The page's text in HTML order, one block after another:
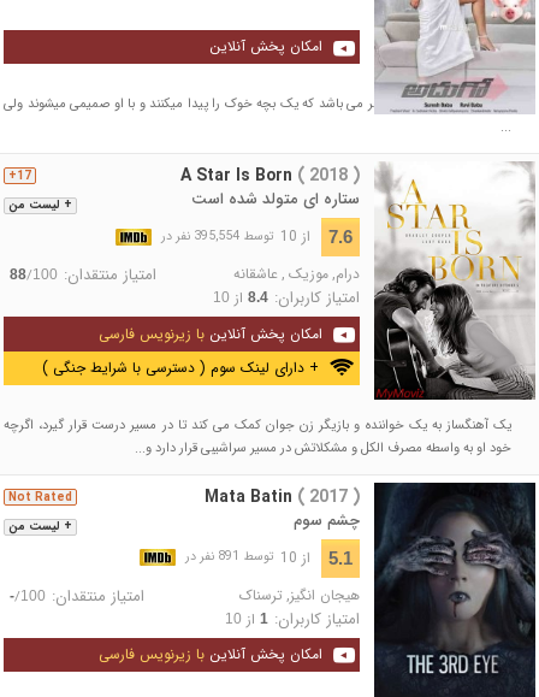
امکان پخش آنلاین
داستان فیلم درباره ی دو نفر می باشد که یک بچه خوک را پیدا میکنند و با او صمیمی میشوند ولی
...
+ لیست من
17+ A Star Is Born ( 2018 )
ستاره ای متولد شده است
7.6 از 10 توسط 395,554 نفر در
درام,موزیک ,عاشقانه امتیاز منتقدان: 88/100
امتیاز کاربران: 8.4از 10
امکان پخش آنلاین با زیرنویس فارسی
+ دارای لینک سوم ( دسترسی با شرایط جنگی )
یک آهنگساز به یک خواننده و بازیگر زن جوان کمک می کند تا در مسیر درست قرار گیرد، اگرچه
خود او به واسطه مصرف الکل و مشکلاتش در مسیر سراشیبی قرار دارد و...
+ لیست من
Not Rated Mata Batin ( 2017 )
چشم سوم
5.1 از 10 توسط 891 نفر در
هیجان انگیز, ترسناک امتیاز منتقدان: -/100
امتیاز کاربران: 1از 10
امکان پخش آنلاین با زیرنویس فارسی